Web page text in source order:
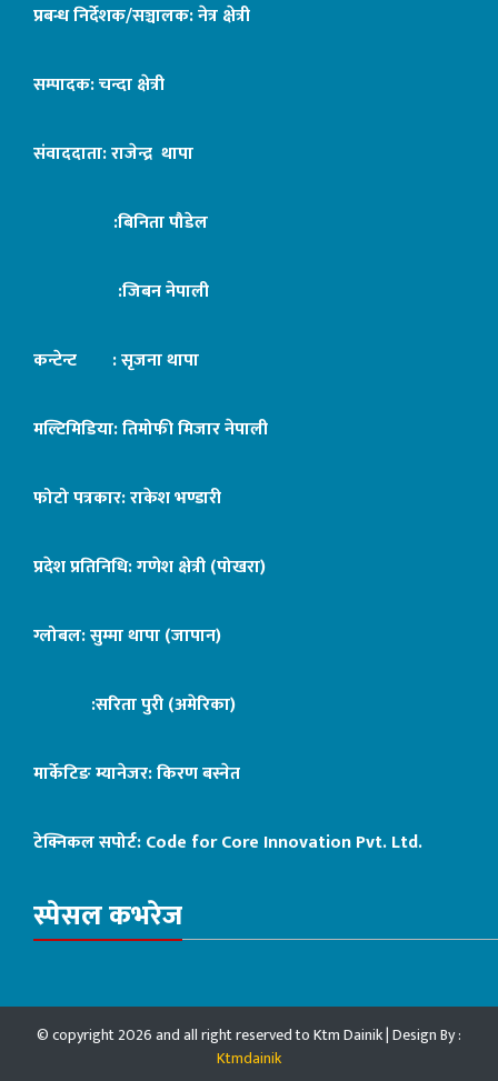
प्रबन्ध निर्देशक/सञ्चालक: नेत्र क्षेत्री
सम्पादक: चन्दा क्षेत्री
संवाददाता: राजेन्द्र थापा
:बिनिता पौडेल
:जिबन नेपाली
कन्टेन्ट : सृजना थापा
मल्टिमिडिया: तिमोफी मिजार नेपाली
फोटो पत्रकार: राकेश भण्डारी
प्रदेश प्रतिनिधि: गणेश क्षेत्री (पोखरा)
ग्लोबल: सुम्मा थापा (जापान)
:सरिता पुरी (अमेरिका)
मार्केटिङ म्यानेजर: किरण बस्नेत
टेक्निकल सपोर्ट:Code for Core Innovation Pvt. Ltd.
स्पेसल कभरेज
© copyright 2026 and all right reserved to Ktm Dainik | Design By :
Ktmdainik